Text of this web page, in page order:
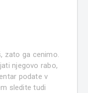
zato ga cenimo.
njegovo rabo,
podate v
sledite tudi